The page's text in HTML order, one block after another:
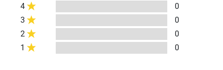
4
0
3
0
2
0
1
0